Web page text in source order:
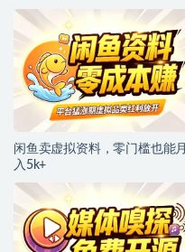
闲鱼卖虚拟资料，零门槛也能月
入5k+